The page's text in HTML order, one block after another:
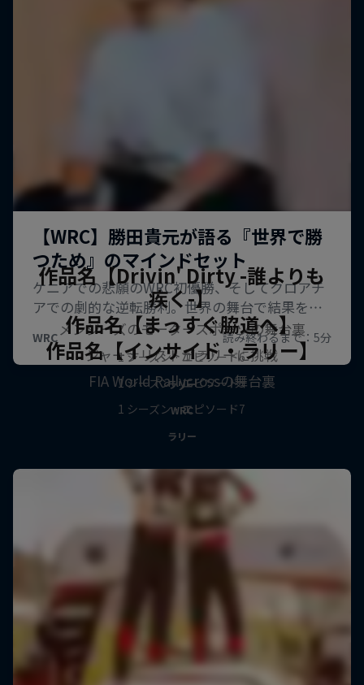
作品名【Drivin' Dirty -誰よりも
疾く-】
メンジーズのモータースポーツの舞台裏
1 シーズン · エピソード6
ラリー
作品名【まっすぐ脇道へ】
ジャーナリストがラリーに挑戦
1 シーズン · エピソード5
WRC
作品名【インサイド・ラリー】
FIA World Rallycrossの舞台裏
1 シーズン · エピソード7
ラリー